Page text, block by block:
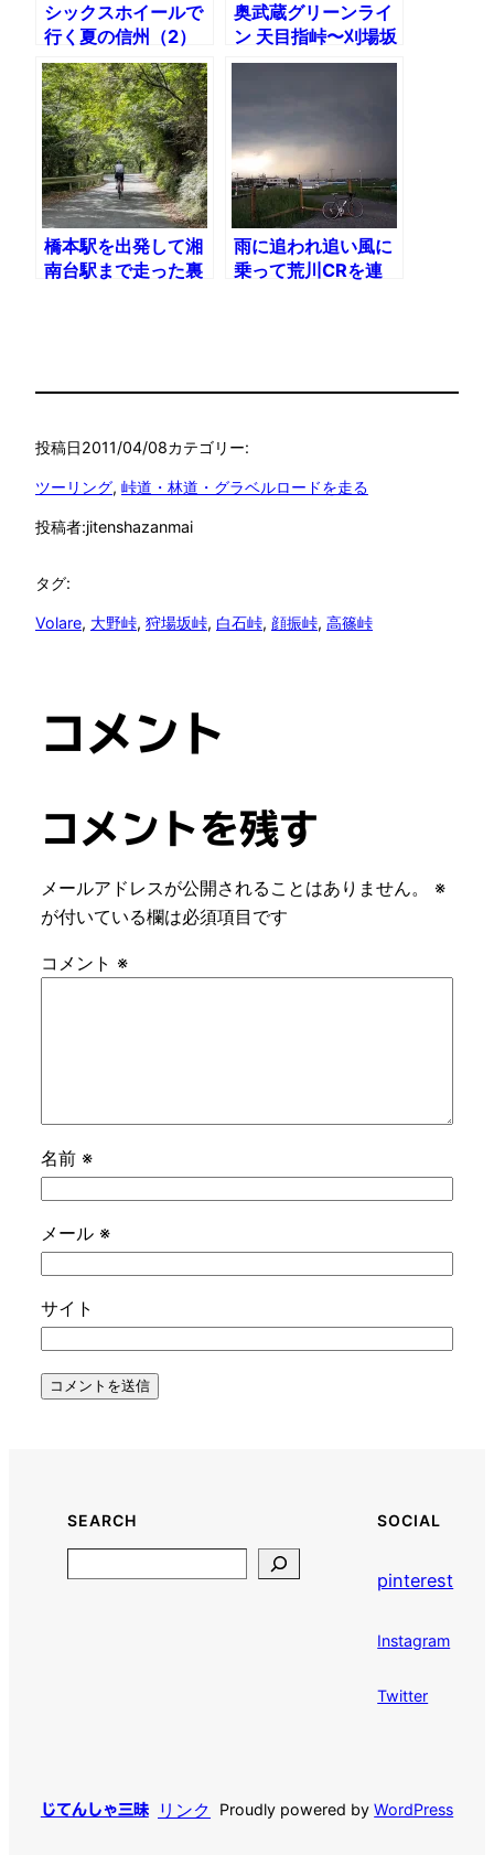
シックスホイールで
行く夏の信州（2）
白馬村・白沢洞門
（嶺方峠）
奥武蔵グリーンライ
ン 天目指峠〜刈場坂
峠〜定峰峠
橋本駅を出発して湘
南台駅まで走った裏
雨に追われ追い風に
乗って荒川CRを連
投稿日2011/04/08カテゴリー:
ツーリング, 峠道・林道・グラベルロードを走る
投稿者:jitenshazanmai
タグ:
Volare, 大野峠, 狩場坂峠, 白石峠, 顔振峠, 高篠峠
コメント
コメントを残す
メールアドレスが公開されることはありません。
※
が付いている欄は必須項目です
コメント ※
名前 ※
メール ※
サイト
SEARCH SOCIAL
pinterest
Instagram
Twitter
じてんしゃ三昧 リンク Proudly powered byWordPress